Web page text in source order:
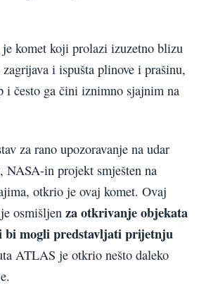
komet koji prolazi izuzetno blizu
i ispušta plinove i prašinu,
i često ga čini iznimno sjajnim na
za rano upozoravanje na udar
NASA-in projekt smješten na
otkrio je ovaj komet. Ovaj
osmišljen za otkrivanje objekata
mogli predstavljati prijetnju
ATLAS je otkrio nešto daleko